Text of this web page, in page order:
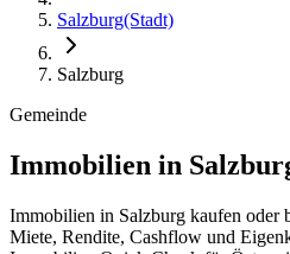
Salzburg(Stadt)
Salzburg
Gemeinde
Immobilien in
Immobilien in Salzburg kaufen oder
Miete, Rendite, Cashflow und